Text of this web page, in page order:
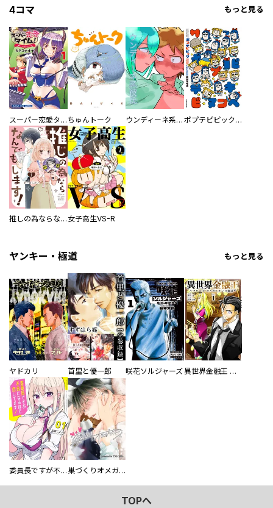
4コマ もっと見る
スーパー恋愛タイム！～現場でドＳな彼女は自宅でデレる～ ちゅんトーク ウンディーネ系彼氏 ポプテピピック SEASON EIGHT
推しの為ならなんでもします！ 女子高生VS-R
ヤンキー・極道 もっと見る
ヤドカリ 首里と優一郎 咲花ソルジャーズ 異世界金融王 ～クローネ・ゴルディオンの覇道～
委員長ですが不良になるほど恋してます！ 巣づくりオメガバース
TOPへ